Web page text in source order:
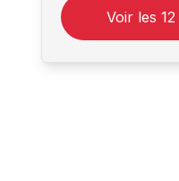
Voir les 12